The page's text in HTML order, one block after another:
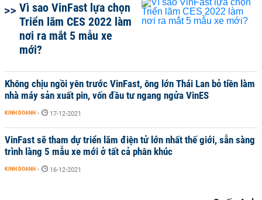
Vì sao VinFast lựa chọn
Triển lãm CES 2022 làm
nơi ra mắt 5 mẫu xe
mới?
Không chịu ngồi yên trước VinFast, ông lớn Thái Lan bỏ tiền làm
nhà máy sản xuất pin, vốn đầu tư ngang ngửa VinES
KINH DOANH - 17-12-2021
VinFast sẽ tham dự triển lãm điện tử lớn nhất thế giới, sẵn sàng
trình làng 5 mẫu xe mới ở tất cả phân khúc
KINH DOANH - 16-12-2021